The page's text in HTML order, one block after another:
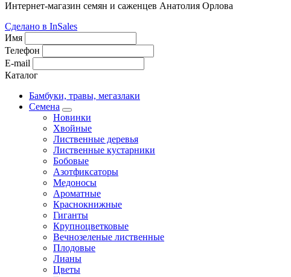
Интернет-магазин семян и саженцев Анатолия Орлова
Сделано в InSales
Имя
Телефон
E-mail
Каталог
Бамбуки, травы, мегазлаки
Семена
Новинки
Хвойные
Лиственные деревья
Лиственные кустарники
Бобовые
Азотфиксаторы
Медоносы
Ароматные
Краснокнижные
Гиганты
Крупноцветковые
Вечнозеленые лиственные
Плодовые
Лианы
Цветы